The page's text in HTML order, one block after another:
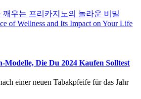
깨우는 프리카지노의 놀라운 비밀
of Wellness and Its Impact on Your Life
Modelle, Die Du 2024 Kaufen Solltest
einer neuen Tabakpfeife für das Jahr